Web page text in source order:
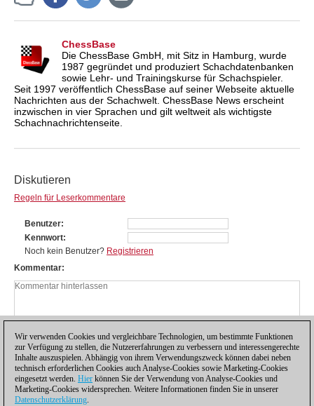
ChessBase
Die ChessBase GmbH, mit Sitz in Hamburg, wurde
1987 gegründet und produziert Schachdatenbanken
sowie Lehr- und Trainingskurse für Schachspieler.
Seit 1997 veröffentlich ChessBase auf seiner Webseite aktuelle
Nachrichten aus der Schachwelt. ChessBase News erscheint
inzwischen in vier Sprachen und gilt weltweit als wichtigste
Schachnachrichtenseite.
Diskutieren
Regeln für Leserkommentare
Benutzer
Kennwort
Noch kein Benutzer? Registrieren
Kommentar
Wir verwenden Cookies und vergleichbare Technologien, um bestimmte Funktionen
zur Verfügung zu stellen, die Nutzererfahrungen zu verbessern und interessengerechte
Inhalte auszuspielen. Abhängig von ihrem Verwendungszweck können dabei neben
technisch erforderlichen Cookies auch Analyse-Cookies sowie Marketing-Cookies
eingesetzt werden. Hier können Sie der Verwendung von Analyse-Cookies und
Marketing-Cookies widersprechen. Weitere Informationen finden Sie in unserer
Datenschutzerklärung.